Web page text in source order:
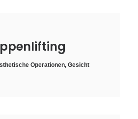
Operationen, Gesicht